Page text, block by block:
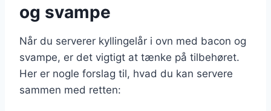
og svampe
Når du serverer kyllingelår i ovn med bacon og
svampe, er det vigtigt at tænke på tilbehøret.
Her er nogle forslag til, hvad du kan servere
sammen med retten: